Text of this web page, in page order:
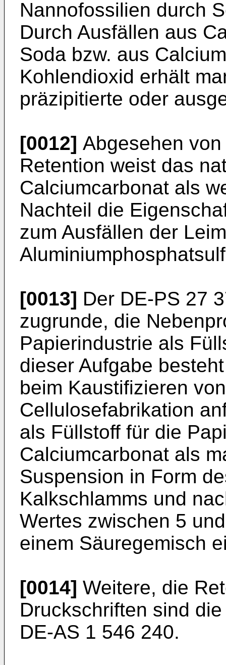
Nannofossilien durch
Durch Ausfällen aus
Soda bzw. aus
Kohlendioxid erhält
präzipitierte oder
[0012] Abgesehen
Retention weist das
Calciumcarbonat als
Nachteil die
zum Ausfällen der
[0013] Der DE-PS 27
zugrunde, die
Papierindustrie als
dieser Aufgabe
beim Kaustifizieren
Cellulosefabrikation
als Füllstoff für die
Calciumcarbonat als
Suspension in Form
Kalkschlamms und
Wertes zwischen 5
einem Säuregemisch
[0014] Weitere, die
Druckschriften sind
DE-AS 1 546 240.